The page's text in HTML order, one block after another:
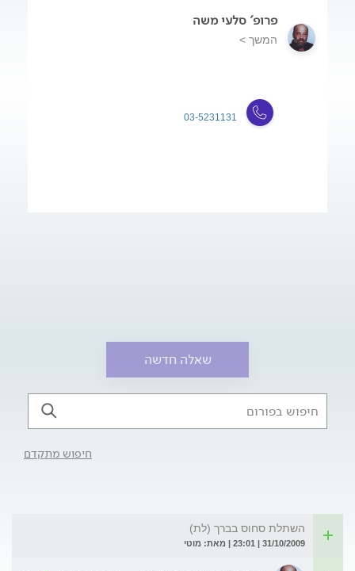
פרופ' סלעי משה
המשך >
03-5231131
שאלה חדשה
חיפוש מתקדם
השתלת סחוס בברך (לת)
31/10/2009 | 23:01 | מאת: מוטי